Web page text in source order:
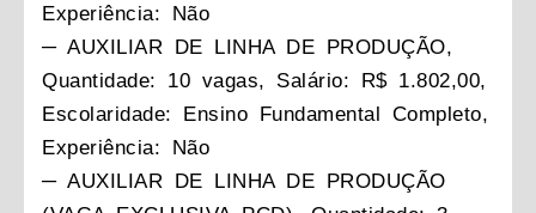
Experiência: Não
─ AUXILIAR DE LINHA DE PRODUÇÃO,
Quantidade: 10 vagas, Salário: R$ 1.802,00,
Escolaridade: Ensino Fundamental Completo,
Experiência: Não
─ AUXILIAR DE LINHA DE PRODUÇÃO